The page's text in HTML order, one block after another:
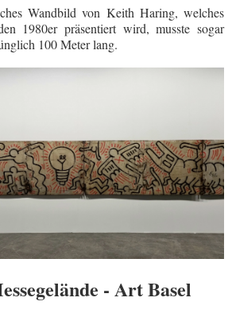
Wandbild von Keith Haring, welches
1980er präsentiert wird, musste sogar
100 Meter lang.
- Art Basel